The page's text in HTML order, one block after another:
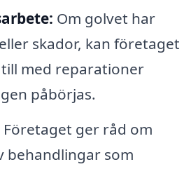
Om golvet har
skador, kan företaget
med reparationer
påbörjas.
Företaget ger råd om
behandlingar som